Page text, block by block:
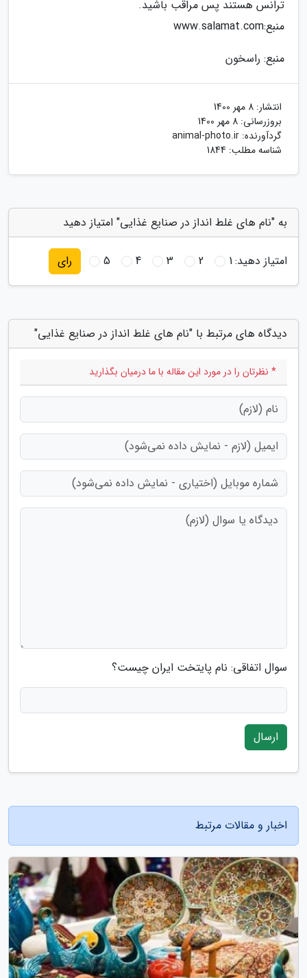
ترانس هستند پس مراقب باشید.
منبع:www.salamat.com
منبع: راسخون
انتشار: 8 مهر 1400
بروزرسانی: 8 مهر 1400
گردآورنده: animal-photo.ir
شناسه مطلب: 1844
به "نام های غلط انداز در صنایع غذایی" امتیاز دهید
امتیاز دهید:1
2
3
4
5 رای
دیدگاه های مرتبط با "نام های غلط انداز در صنایع غذایی"
* نظرتان را در مورد این مقاله با ما درمیان بگذارید
سوال اتفاقی: نام پایتخت ایران چیست؟
ارسال
اخبار و مقالات مرتبط